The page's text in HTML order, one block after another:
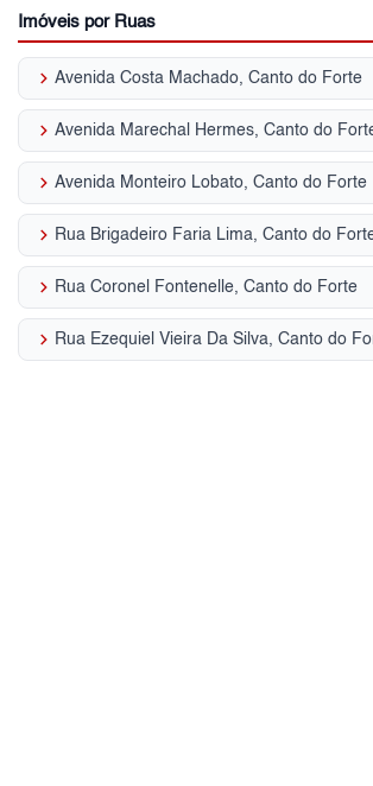
Imóveis por Ruas
keyboard_arrow_right Avenida Costa Machado, Canto do Forte
keyboard_arrow_right Avenida Marechal Hermes, Canto do
keyboard_arrow_right Avenida Monteiro Lobato, Canto do Forte
keyboard_arrow_right Rua Brigadeiro Faria Lima, Canto do
keyboard_arrow_right Rua Coronel Fontenelle, Canto do Forte
keyboard_arrow_right Rua Ezequiel Vieira Da Silva, Canto do